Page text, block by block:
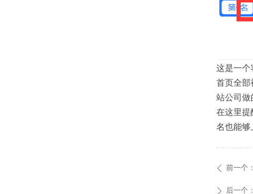
ꄴ 前一个：
ꄲ 后一个：
这是一个
首页全部
站公司做
在这里提
名也能够